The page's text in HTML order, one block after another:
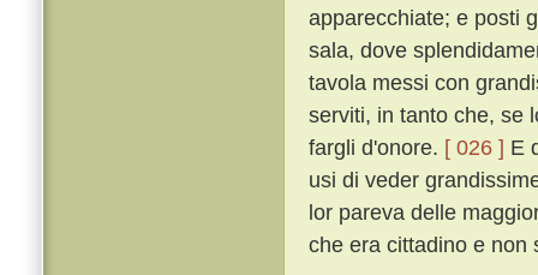
apparecchiate; e posti
sala, dove
tavola messi con
serviti, in tanto che, se
fargli d'onore. [ 026 ] E
usi di veder
lor pareva delle
che era cittadino e non